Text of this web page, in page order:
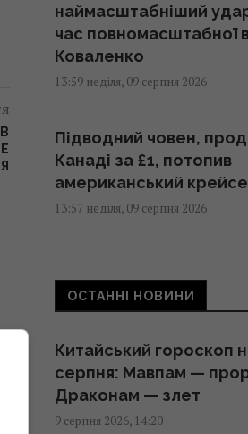
наймасштабніший
час повномасштабної
Коваленко
13:59 неділя, 09 серпня 2026
Підводний човен,
Канаді за £1, потопив
американський
13:57 неділя, 09 серпня 2026
розповів, як працює
український загін
13:55 неділя, 09 серпня 2026
Зарядка електрокара
ОСТАННІ НОВИНИ
Китайський гороскоп
серпня: Мавпам —
Драконам — злет
9 серпня 2026, 14:20